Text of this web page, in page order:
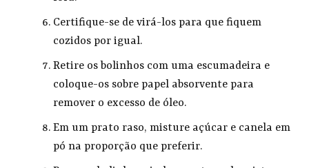
Certifique-se de virá-los para que fiquem
cozidos por igual.
Retire os bolinhos com uma escumadeira e
coloque-os sobre papel absorvente para
remover o excesso de óleo.
Em um prato raso, misture açúcar e canela em
pó na proporção que preferir.